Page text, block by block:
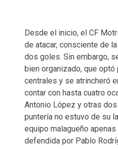
Desde el inicio, el CF
de atacar, consciente de
dos goles. Sin embargo,
bien organizado, que optó
centrales y se atrincheró
contar con hasta cuatro
Antonio López y otras
puntería no estuvo de su
equipo malagueño
defendida por Pablo